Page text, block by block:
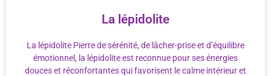
La lépidolite
La lépidolite Pierre de sérénité, de lâcher-prise et d’équilibre
émotionnel, la lépidolite est reconnue pour ses énergies
douces et réconfortantes qui favorisent le calme intérieur et